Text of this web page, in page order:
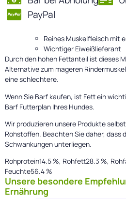
PayPal
Reines Muskelfleisch mit
Wichtiger Eiweißlieferant
Durch den hohen Fettanteil ist dieses
Alternative zum mageren
eine schlechtere.
Wenn Sie Barf kaufen, ist Fett ein
Barf Futterplan Ihres Hundes.
Wir produzieren unsere Produkte
Rohstoffen. Beachten Sie daher, dass
Schwankungen unterliegen.
Rohprotein14.5 %, Rohfett28.3 %,
Feuchte56.4 %
Unsere besondere
Ernährung